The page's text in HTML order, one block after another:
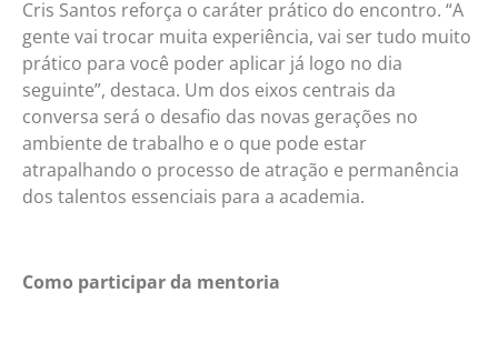
Cris Santos reforça o caráter prático do encontro. “A
gente vai trocar muita experiência, vai ser tudo muito
prático para você poder aplicar já logo no dia
seguinte”, destaca. Um dos eixos centrais da
conversa será o desafio das novas gerações no
ambiente de trabalho e o que pode estar
atrapalhando o processo de atração e permanência
dos talentos essenciais para a academia.
Como participar da mentoria